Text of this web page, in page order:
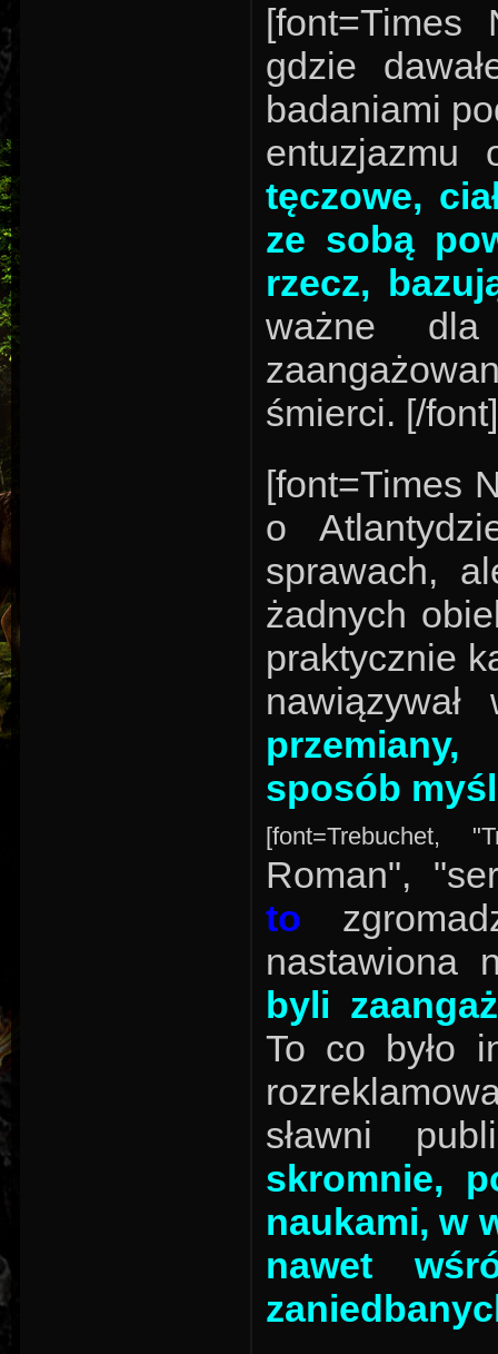
[font=Times
gdzie
badaniami
tęczowe,
ze sobą
rzecz,
ważne
śmierci. [/font]
[font=Times
o
sprawach,
żadnych
praktycznie
sposób
[font=Trebuchet,
Roman",
to
nastawiona
byli
To co było
sławni
skromnie,
naukami, w
nawet